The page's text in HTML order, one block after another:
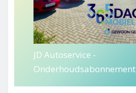
JD Autoservice -
Onderhoudsabonnement